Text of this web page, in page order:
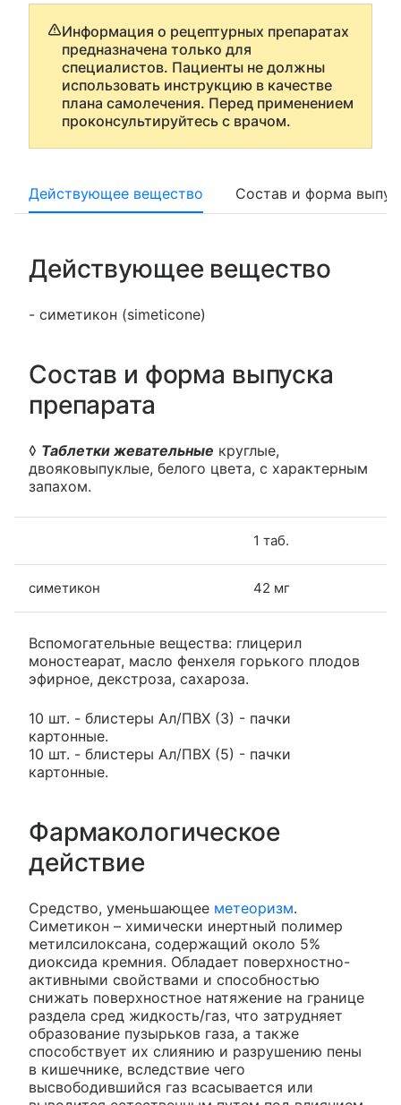
Информация о рецептурных препаратах
предназначена только для
специалистов. Пациенты не должны
использовать инструкцию в качестве
плана самолечения. Перед применением
проконсультируйтесь с врачом.
Действующее вещество Состав и форма
Действующее вещество
- симетикон (simeticone)
Состав и форма выпуска
препарата
◊ Таблетки жевательные круглые,
двояковыпуклые, белого цвета, с характерным
запахом.
1 таб.
симетикон 42 мг
Вспомогательные вещества: глицерил
моностеарат, масло фенхеля горького плодов
эфирное, декстроза, сахароза.
10 шт. - блистеры Ал/ПВХ (3) - пачки
картонные.
10 шт. - блистеры Ал/ПВХ (5) - пачки
картонные.
Фармакологическое
действие
Средство, уменьшающее метеоризм.
Симетикон – химически инертный полимер
метилсилоксана, содержащий около 5%
диоксида кремния. Обладает поверхностно-
активными свойствами и способностью
снижать поверхностное натяжение на границе
раздела сред жидкость/газ, что затрудняет
образование пузырьков газа, а также
способствует их слиянию и разрушению пены
в кишечнике, вследствие чего
высвободившийся газ всасывается или